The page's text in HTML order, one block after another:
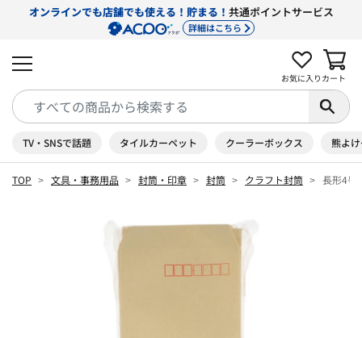
オンラインでも店舗でも使える！貯まる！ 共通ポイントサービス
詳細はこちら
お気に入り カート
TV・SNSで話題 タイルカーペット クーラーボックス 熊よ
TOP 文具・事務用品 封筒・印章 封筒 クラフト封筒 長形4号